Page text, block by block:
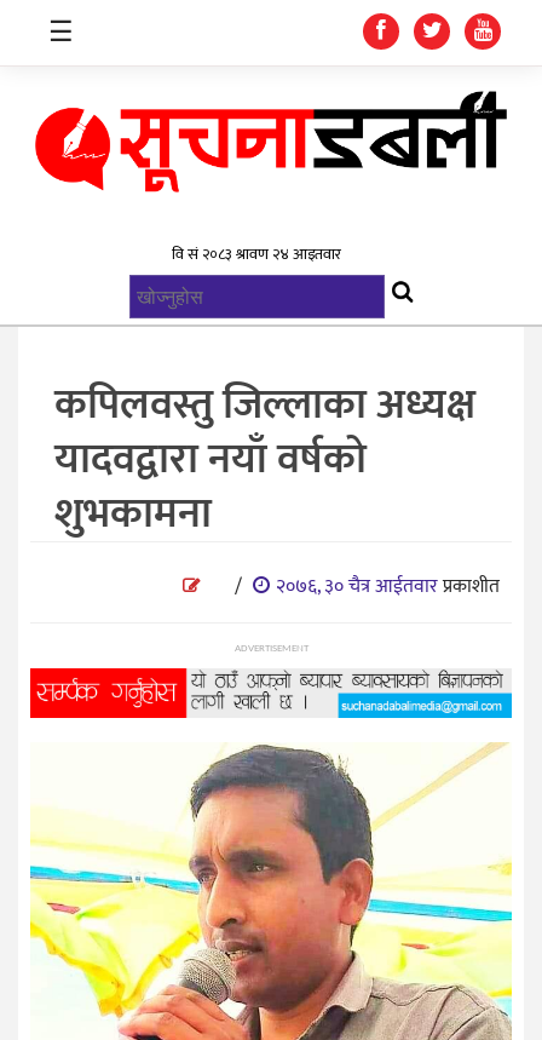
स्वास्थ्य
खेलकुद
मनोरन्जन
शिक्षा
भिडियो
☰
कपिलवस्तु जिल्लाका अध्यक्ष
यादवद्वारा नयाँ वर्षको
शुभकामना
/ २०७६, ३० चैत्र आईतवारप्रकाशीत
ADVERTISEMENT